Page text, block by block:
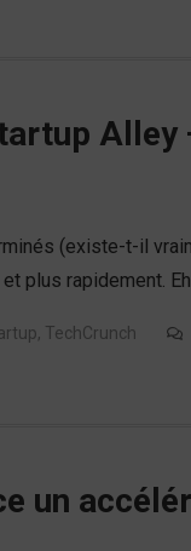
Alley
(existe-t-il
plus rapidement.
, TechCrunch
un